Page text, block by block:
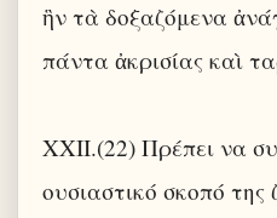
ἣν τὰ δοξαζόμενα
πάντα ἀκρισίας καὶ
XXII.(22) Πρέπει να
ουσιαστικό σκοπό της